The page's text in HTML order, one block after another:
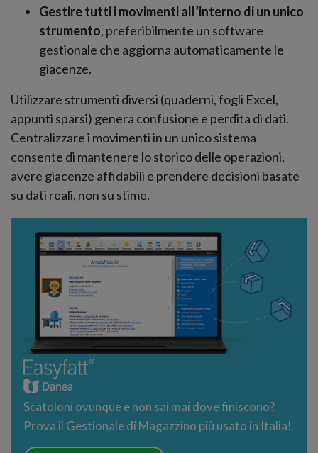
Gestire tutti i movimenti all’interno di un unico
strumento, preferibilmente un software
gestionale che aggiorna automaticamente le
giacenze.
Utilizzare strumenti diversi (quaderni, fogli Excel,
appunti sparsi) genera confusione e perdita di dati.
Centralizzare i movimenti in un unico sistema
consente di mantenere lo storico delle operazioni,
avere giacenze affidabili e prendere decisioni basate
su dati reali, non su stime.
Scatoloni ovunque e non sai mai dove finiscono?
Prova il Gestionale di Magazzino più usato in Italia!